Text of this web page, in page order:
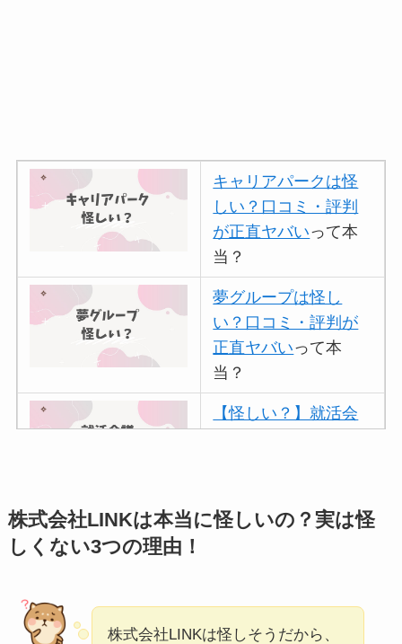
キャリアパークは怪
しい？口コミ・評判
が正直ヤバいって本
当？
夢グループは怪し
い？口コミ・評判が
正直ヤバいって本
当？
【怪しい？】就活会
アトムクリニックは
【怪しい？】帝国デ
株式会社LINKは本当に怪しいの？実は怪
しくない3つの理由！
株式会社LINKは怪しそうだから、